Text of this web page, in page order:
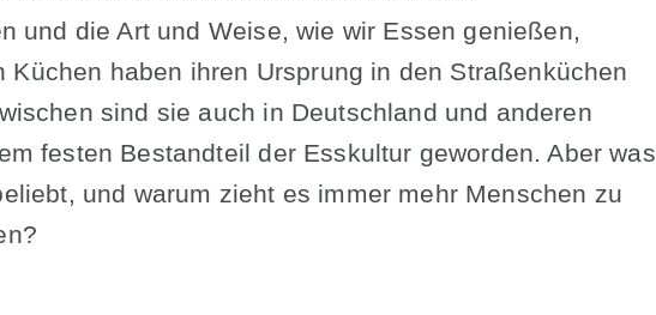
und die Art und Weise, wie wir Essen genießen,
haben ihren Ursprung in den Straßenküchen
sind sie auch in Deutschland und anderen
festen Bestandteil der Esskultur geworden. Aber was
und warum zieht es immer mehr Menschen zu